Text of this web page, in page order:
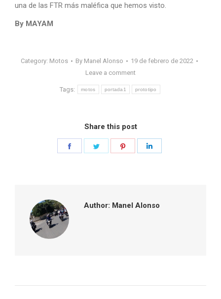
una de las FTR más maléfica que hemos visto.
By MAYAM
Category: Motos By Manel Alonso
19 de febrero de 2022
Leave a comment
Tags: motos portada1 prototipo
Share this post
Author: Manel Alonso